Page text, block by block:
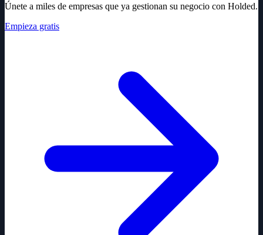
Únete a miles de empresas que ya gestionan su negocio con Holded.
Empieza gratis